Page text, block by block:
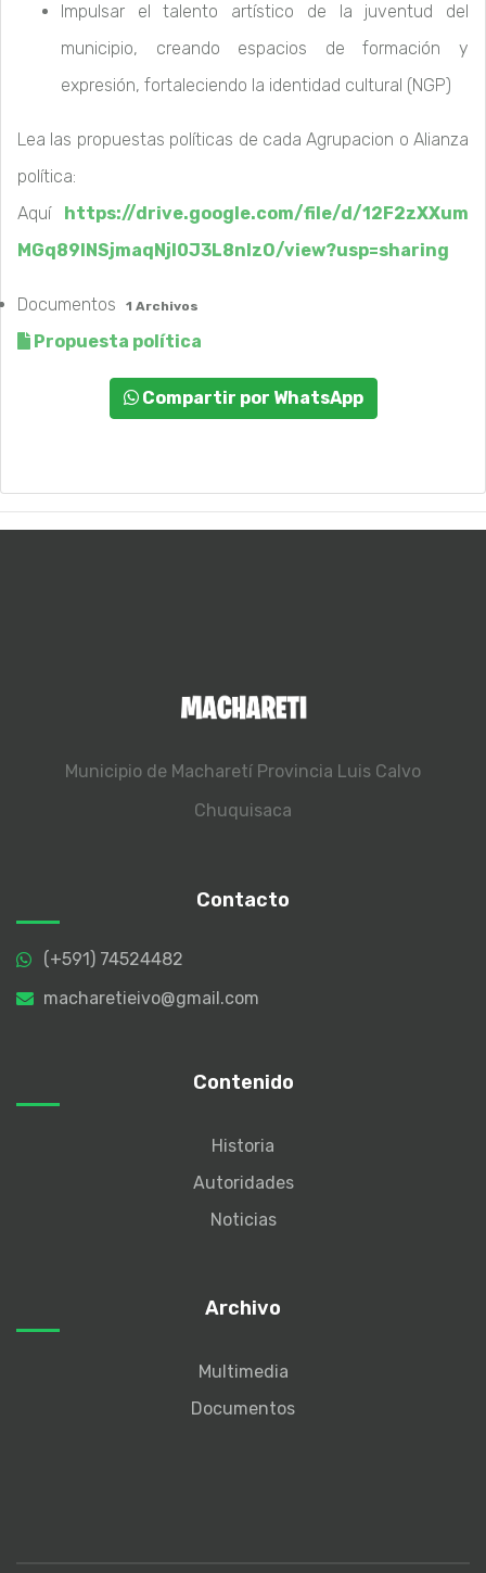
Impulsar el talento artístico de la juventud del
municipio, creando espacios de formación y
expresión, fortaleciendo la identidad cultural (NGP)
Lea las propuestas políticas de cada Agrupacion o Alianza
política:
Aquí https://drive.google.com/file/d/12F2zXXum
MGq89lNSjmaqNjI0J3L8nIzO/view?usp=sharing
Documentos 1 Archivos
Propuesta política
Compartir por WhatsApp
Municipio de Macharetí Provincia Luis Calvo
Chuquisaca
Contacto
(+591) 74524482
macharetieivo@gmail.com
Contenido
Historia
Autoridades
Noticias
Archivo
Multimedia
Documentos